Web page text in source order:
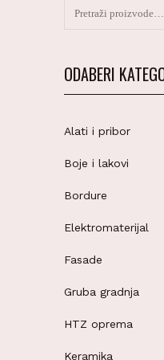
ODABERI
Alati i pribor
Boje i lakovi
Bordure
Elektromaterijal
Fasade
Gruba gradnja
HTZ oprema
Keramika